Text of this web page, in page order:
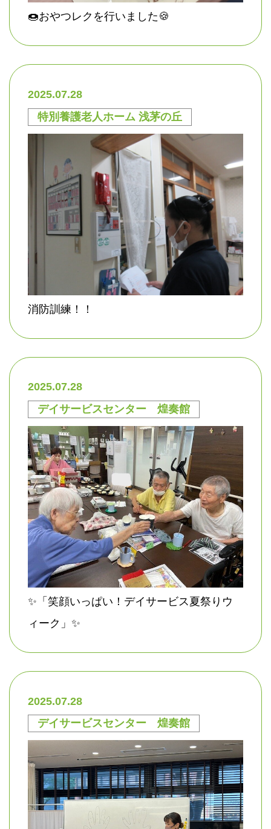
🍩おやつレクを行いました🍪
2025.07.28
特別養護老人ホーム 浅茅の丘
消防訓練！！
2025.07.28
デイサービスセンター 煌奏館
✨「笑顔いっぱい！デイサービス夏祭りウ
ィーク」✨
2025.07.28
デイサービスセンター 煌奏館